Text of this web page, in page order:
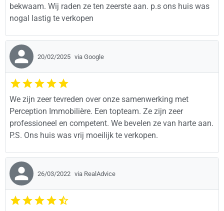
bekwaam. Wij raden ze ten zeerste aan. p.s ons huis was
nogal lastig te verkopen
20/02/2025 via Google
We zijn zeer tevreden over onze samenwerking met
Perception Immobilière. Een topteam. Ze zijn zeer
professioneel en competent. We bevelen ze van harte aan.
P.S. Ons huis was vrij moeilijk te verkopen.
26/03/2022 via RealAdvice